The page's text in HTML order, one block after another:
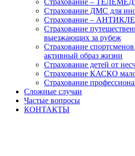
Страхование –
Страхование ДМС для
Страхование –
Страхование
выезжающих за рубеж
Страхование
активный образ жизни
Страхование детей от
Страхование КАСКО
Страхование
Сложные случаи
Частые вопросы
КОНТАКТЫ